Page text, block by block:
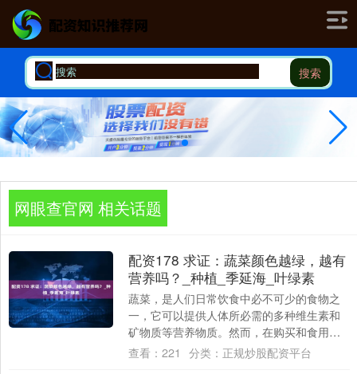
搜索
网眼查官网 相关话题
配资178 求证：蔬菜颜色越绿，越有
营养吗？_种植_季延海_叶绿素
蔬菜，是人们日常饮食中必不可少的食物之
一，它可以提供人体所必需的多种维生素和
矿物质等营养物质。然而，在购买和食用蔬
菜时，许多人都会注意到蔬菜颜色深浅不
查看： 221 分类： 正规炒股配资平台